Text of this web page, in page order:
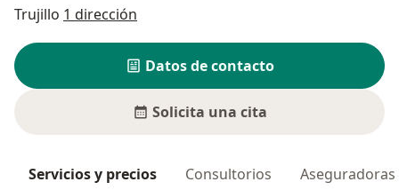
Trujillo 1 dirección
Datos de contacto
Solicita una cita
Servicios y precios Consultorios Aseguradoras